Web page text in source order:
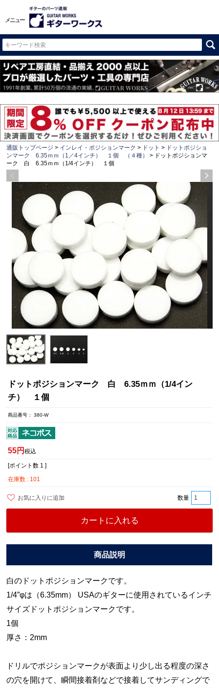
メニュー
通販トップページ インレイ・ポジションマーク ドット
ドットポジショ
ンマーク 6.35ｍｍ（1／4インチ） １個 （４種）
ドットポジションマ
ーク 白 6.35ｍｍ（1/4インチ） １個
ドットポジションマーク 白 6.35ｍｍ（1/4イン
チ） １個
商品番号 380-W
55 税込
[ポイント数 1 ]
在庫数
101
お気に入りに追加
カートに入れる
白のドットポジションマークです。
1/4”φは（6.35mm） USAのギターに使用されているインチ
サイズドットポジションマークです。
1個
厚さ：2mm
ドリルでポジションマークが表面より少し出る程度の深さ
の穴を開けて、瞬間接着剤などで接着してサンディングで